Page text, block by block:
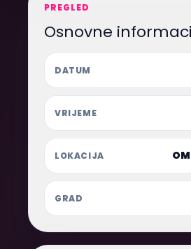
PREGLED
Osnovne
DATUM
VRIJEME
LOKACIJA
GRAD